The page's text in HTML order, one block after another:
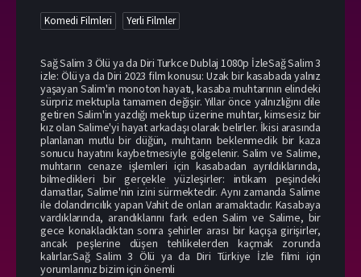
Komedi Filmleri Yerli Filmler
Sağ Salim 3 Ölü ya da Diri Turkce Dublaj 1080p İzleSağ Salim 3
izle: Ölü ya da Diri 2023 film konusu: Uzak bir kasabada yalnız
yaşayan Salim'in monoton hayatı, kasaba muhtarının elindeki
sürpriz mektupla tamamen değişir. Yıllar önce yalnızlığını dile
getiren Salim'in yazdığı mektup üzerine muhtar, kimsesiz bir
kız olan Salime'yi hayat arkadaşı olarak belirler. İkisi arasında
planlanan mutlu bir düğün, muhtarın beklenmedik bir kaza
sonucu hayatını kaybetmesiyle gölgelenir. Salim ve Salime,
muhtarın cenaze işlemleri için kasabadan ayrıldıklarında,
bilmedikleri bir gerçekle yüzleşirler: intikam peşindeki
damatlar, Salime'nin izini sürmektedir. Aynı zamanda Salime
ile dolandırıcılık yapan Vahit de onları aramaktadır. Kasabaya
vardıklarında, arandıklarını fark eden Salim ve Salime, bir
gece konakladıktan sonra şehirler arası bir kaçışa girişirler,
ancak peşlerine düşen tehlikelerden kaçmak zorunda
kalırlar.Sağ Salim 3 Ölü ya da Diri Türkiye İzle filmi için
yorumlarınız bizim için önemli